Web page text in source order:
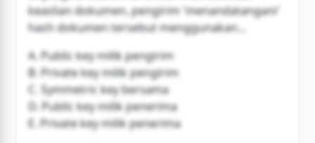
keaslian dokumen, pengirim 'menandatangani'
hash dokumen tersebut menggunakan...
A. Public key milik pengirim
B. Private key milik pengirim
C. Symmetric key bersama
D. Public key milik penerima
E. Private key milik penerima